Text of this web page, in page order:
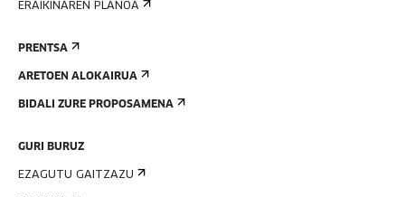
ERAIKINAREN PLANOA
PRENTSA
ARETOEN ALOKAIRUA
BIDALI ZURE PROPOSAMENA
GURI BURUZ
EZAGUTU GAITZAZU